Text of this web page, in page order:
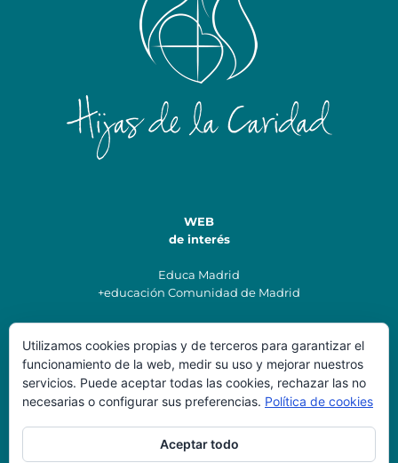
WEB
de interés
Educa Madrid
+educación Comunidad de Madrid
Datos de
Contacto
Colegio Santísima Trinidad
secretaria@colegiostrinidadvillalba.es
Teléfonos: 91 85 00 220
Utilizamos cookies propias y de terceros para garantizar el
funcionamiento de la web, medir su uso y mejorar nuestros
servicios. Puede aceptar todas las cookies, rechazar las no
necesarias o configurar sus preferencias. Política de cookies
Aceptar todo